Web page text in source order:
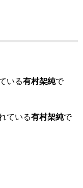
いる有村架純で
ている有村架純で